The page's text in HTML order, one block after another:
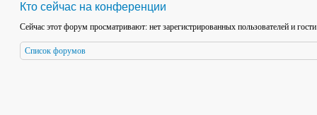
Кто сейчас на конференции
Сейчас этот форум просматривают: нет зарегистрированных пользователей и
Список форумов